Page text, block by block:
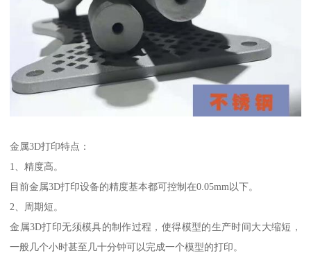
金属3D打印特点：
1、精度高。
目前金属3D打印设备的精度基本都可控制在0.05mm以下。
2、周期短。
金属3D打印无须模具的制作过程，使得模型的生产时间大大缩短，
一般几个小时甚至几十分钟可以完成一个模型的打印。